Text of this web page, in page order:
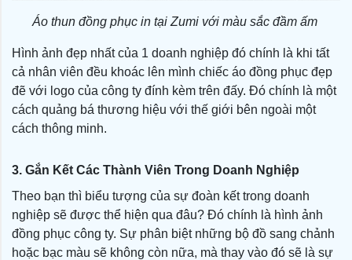
Áo thun đồng phục in tại Zumi với màu sắc đầm ấm
Hình ảnh đẹp nhất của 1 doanh nghiệp đó chính là khi tất
cả nhân viên đều khoác lên mình chiếc áo đồng phục đẹp
đẽ với logo của công ty đính kèm trên đấy. Đó chính là một
cách quảng bá thương hiệu với thế giới bên ngoài một
cách thông minh.
3. Gắn Kết Các Thành Viên Trong Doanh Nghiệp
Theo bạn thì biểu tượng của sự đoàn kết trong doanh
nghiệp sẽ được thể hiện qua đâu? Đó chính là hình ảnh
đồng phục công ty. Sự phân biệt những bộ đồ sang chảnh
hoặc bạc màu sẽ không còn nữa, mà thay vào đó sẽ là sự